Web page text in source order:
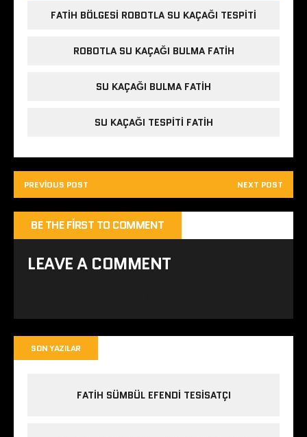
FATIH BÖLGESI ROBOTLA SU KAÇAĞI TESPITI
ROBOTLA SU KAÇAĞI BULMA FATIH
SU KAÇAĞI BULMA FATIH
SU KAÇAĞI TESPITI FATIH
PREVIOUS POST NEXT POST
BE THE FIRST TO COMMENT
LEAVE A COMMENT
SON YAZILAR
FATIH SÜMBÜL EFENDI TESISATÇI